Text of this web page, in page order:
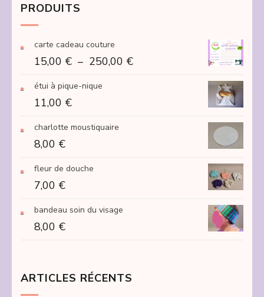
PRODUITS
carte cadeau couture
15,00 € – 250,00 €Plage
étui à pique-nique
11,00 €
charlotte moustiquaire
8,00 €
fleur de douche
7,00 €
bandeau soin du visage
8,00 €
ARTICLES RÉCENTS